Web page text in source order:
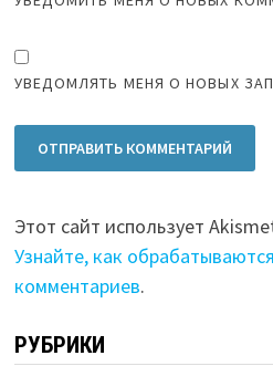
УВЕДОМЛЯТЬ МЕНЯ О НОВЫХ
Этот сайт использует
Узнайте, как
комментариев.
РУБРИКИ